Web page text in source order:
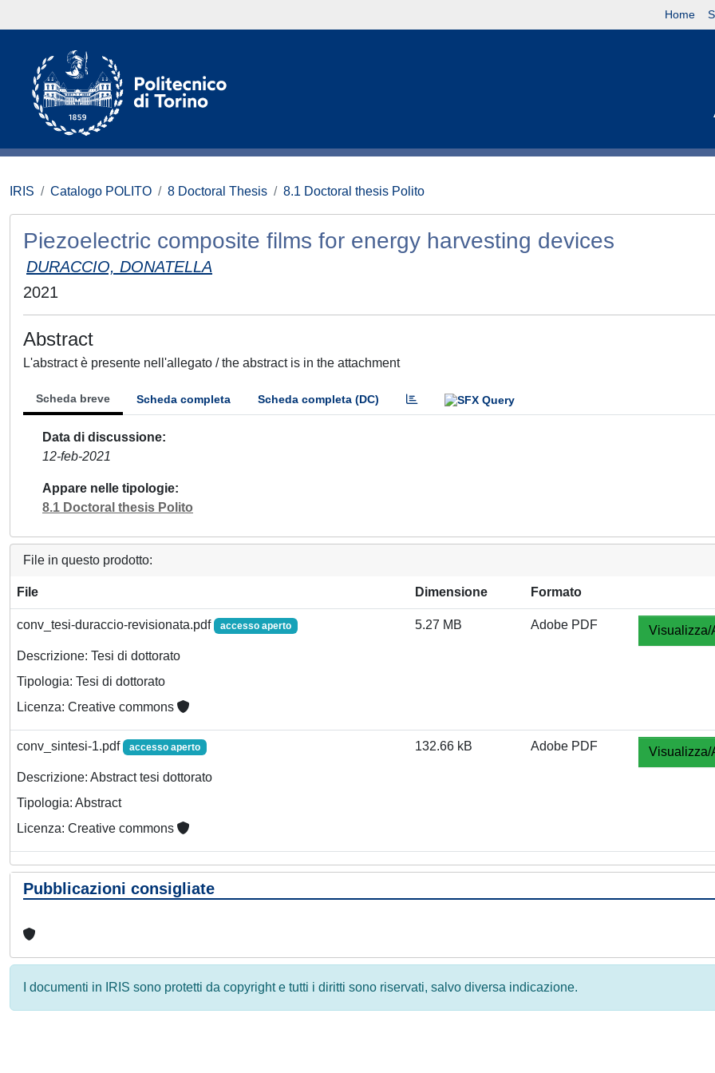
Home
IRIS Catalogo POLITO 8 Doctoral Thesis 8.1 Doctoral thesis Polito
Piezoelectric composite films for energy harvesting devices
DURACCIO, DONATELLA
2021
Abstract
L'abstract è presente nell'allegato / the abstract is in the attachment
Scheda breve Scheda completa Scheda completa (DC)
Data di discussione
12-feb-2021
Appare nelle tipologie
8.1 Doctoral thesis Polito
File in questo prodotto:
File Dimensione Formato
conv_tesi-duraccio-revisionata.pdf accesso aperto
Descrizione: Tesi di dottorato
Tipologia: Tesi di dottorato
Licenza: Creative commons
5.27 MB Adobe PDF Visualizza/
conv_sintesi-1.pdf accesso aperto
Descrizione: Abstract tesi dottorato
Tipologia: Abstract
Licenza: Creative commons
132.66 kB Adobe PDF Visualizza/
Pubblicazioni consigliate
I documenti in IRIS sono protetti da copyright e tutti i diritti sono riservati, salvo diversa indicazione.